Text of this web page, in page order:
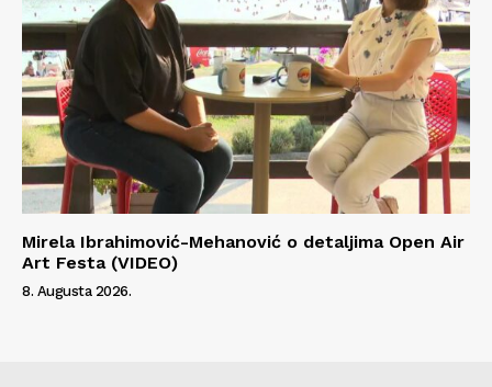
Mirela Ibrahimović-Mehanović o detaljima Open Air
Art Festa (VIDEO)
8. Augusta 2026.